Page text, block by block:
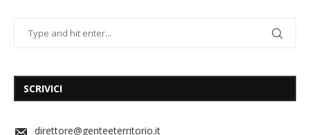
SCRIVICI
direttore@genteeterritorio.it